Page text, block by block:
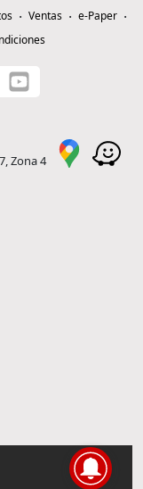
Ventas
e-Paper
Zona 4